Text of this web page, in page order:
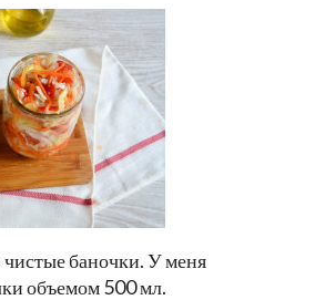
чистые баночки. У меня
объемом 500 мл.